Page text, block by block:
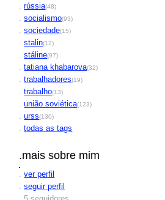
.rússia(48)
.socialismo(93)
.sociedade(15)
.stalin(12)
.stáline(97)
.tatiana khabarova(32)
.trabalhadores(19)
.trabalho(13)
.união soviética(123)
.urss(130)
.todas as tags
.mais sobre mim
.ver perfil
.seguir perfil